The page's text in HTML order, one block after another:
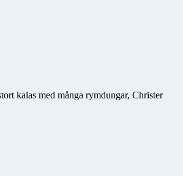
kalas med många rymdungar, Christer